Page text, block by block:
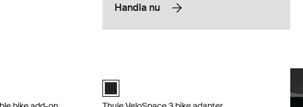
Handla nu
bike add-on Svart (selected)
Thule VeloSpace 3 bike adapter Thule VeloSpace
Thule VeloSpace 3 bike adapter Svart (selected)